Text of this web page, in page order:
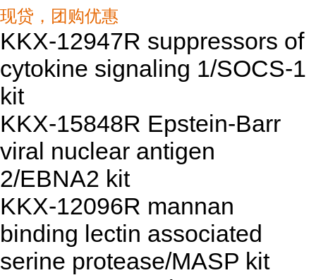
现贷，团购优惠
KKX-12947R suppressors of
cytokine signaling 1/SOCS-1
kit
KKX-15848R Epstein-Barr
viral nuclear antigen
2/EBNA2 kit
KKX-12096R mannan
binding lectin associated
serine protease/MASP kit